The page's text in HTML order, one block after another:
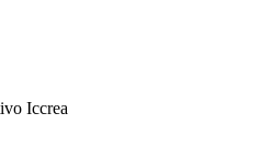
Iccrea